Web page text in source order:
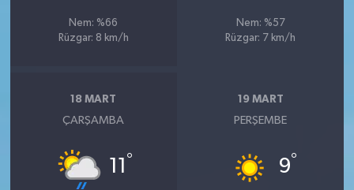
Nem: %66
Rüzgar: 8 km/h
Nem: %57
Rüzgar: 7 km/h
18 MART
ÇARŞAMBA
11 °
19 MART
PERŞEMBE
9°